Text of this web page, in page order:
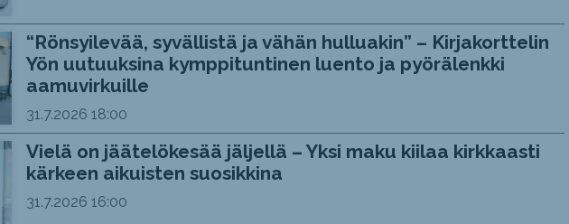
“Rönsyilevää, syvällistä ja vähän hulluakin” – Kirjakorttelin
Yön uutuuksina kymppituntinen luento ja pyörälenkki
aamuvirkuille
31.7.2026 18:00
Vielä on jäätelökesää jäljellä – Yksi maku kiilaa kirkkaasti
kärkeen aikuisten suosikkina
31.7.2026 16:00